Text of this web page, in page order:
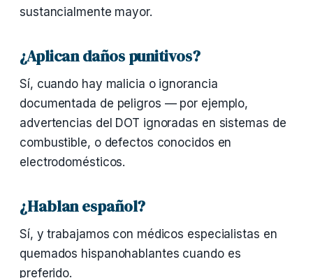
sustancialmente mayor.
¿Aplican daños punitivos?
Sí, cuando hay malicia o ignorancia
documentada de peligros — por ejemplo,
advertencias del DOT ignoradas en sistemas de
combustible, o defectos conocidos en
electrodomésticos.
¿Hablan español?
Sí, y trabajamos con médicos especialistas en
quemados hispanohablantes cuando es
preferido.